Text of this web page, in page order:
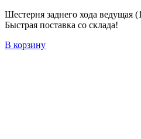
Шестерня заднего хода ведущая
Быстрая поставка со склада!
В корзину